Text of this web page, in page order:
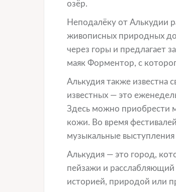
озёр.
Неподалёку от Алькудии
живописных природных
через горы и предлагает
маяк Форментор, с
Алькудия также известна
известных — это
Здесь можно приобрести
кожи. Во время
музыкальные
Алькудия — это город,
пейзажи и расслабляющий
историей, природой или